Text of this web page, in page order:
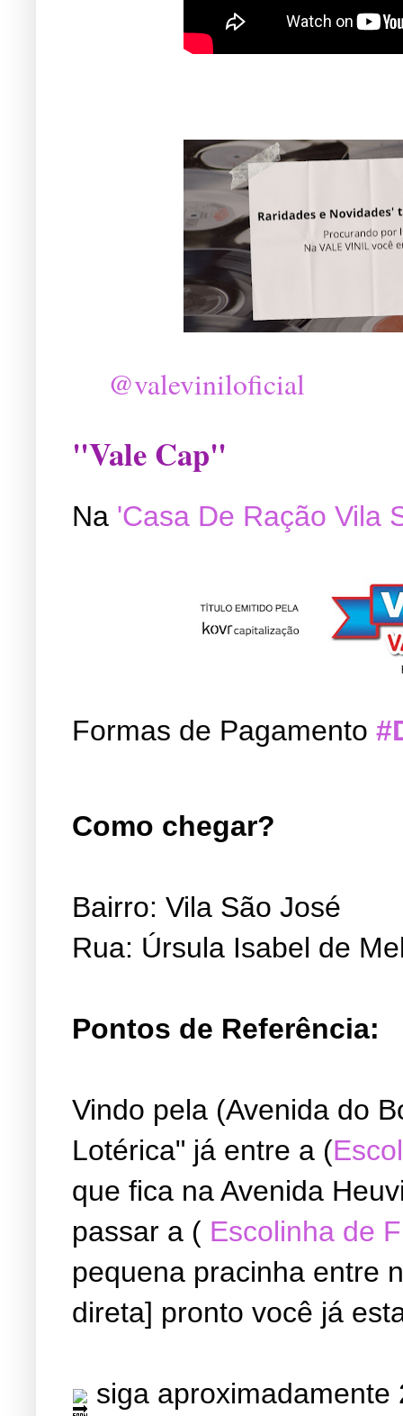
@valeviniloficial
"Vale Cap"
Na 'Casa De Ração Vila
Formas de Pagamento
Como chegar?
Bairro: Vila São José
Rua: Úrsula Isabel de
Pontos de Referência:
Vindo pela (Avenida do
Lotérica" já entre a (
que fica na Avenida
passar a ( Escolinha de
pequena pracinha entre
direta] pronto você já
siga